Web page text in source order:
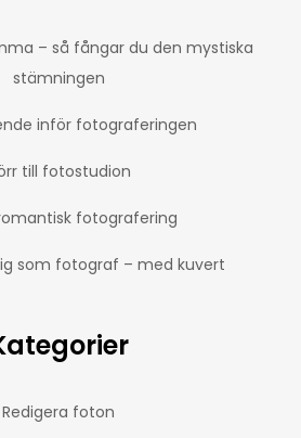
– så fångar du den mystiska
stämningen
inför fotograferingen
till fotostudion
fotografering
som fotograf – med kuvert
Redigera foton